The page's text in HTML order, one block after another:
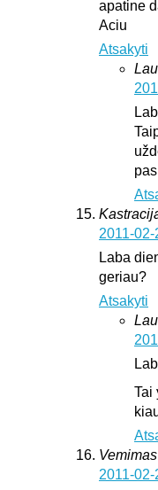
apatine
Aciu
Atsakyti
2011-
Laba
geriau?
Atsakyti
Tai
Vemimas
2011-